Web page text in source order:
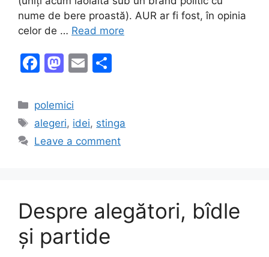
nume de bere proastă). AUR ar fi fost, în opinia
celor de … Read more
F
c
e
b
M
st
o
d
E
l
e
Categories
polemici
Tags
alegeri, idei, stinga
Leave a comment
Despre alegători, bîdle
și partide